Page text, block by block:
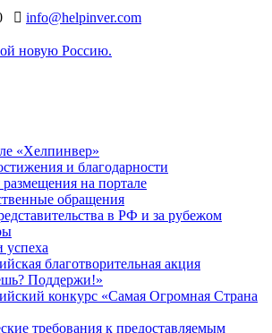
info@helpinver.com
«Хелпинвер»
и благодарности
размещения на портале
обращения
в РФ и за рубежом
успеха
благотворительная акция
Поддержи!»
конкурс «Самая Огромная Страна
требования к предоставляемым